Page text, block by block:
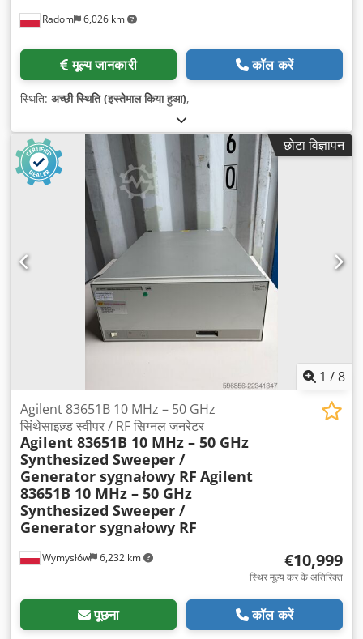
Radom 6,026 km
मूल्य जानकारी कॉल करें
स्थिति: अच्छी स्थिति (इस्तेमाल किया हुआ),
छोटा विज्ञापन
1 /8
Wymysłów 6,232 km
Agilent 83651B 10 MHz – 50 GHz
सिंथेसाइज़्ड स्वीपर / RF सिग्नल जनरेटर
Agilent 83651B 10 MHz – 50 GHz
Synthesized Sweeper /
Generator sygnałowy RF Agilent
83651B 10 MHz – 50 GHz
Synthesized Sweeper /
Generator sygnałowy RF
€10,999
स्थिर मूल्य कर के अतिरिक्त
पूछना कॉल करें